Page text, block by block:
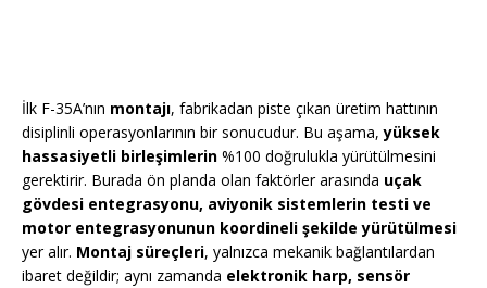
İlk F-35A’nın montajı, fabrikadan piste çıkan üretim hattının
disiplinli operasyonlarının bir sonucudur. Bu aşama,yüksek
hassasiyetli birleşimlerin %100 doğrulukla yürütülmesini
gerektirir. Burada ön planda olan faktörler arasında uçak
gövdesi entegrasyonu, aviyonik sistemlerin testi ve
motor entegrasyonunun koordineli şekilde yürütülmesi
yer alır. Montaj süreçleri, yalnızca mekanik bağlantılardan
ibaret değildir; aynı zamanda elektronik harp, sensör